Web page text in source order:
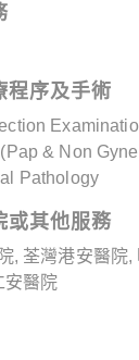
程序及手術
& Non
Pathology
或其他服務
, 荃灣港安醫院
安醫院